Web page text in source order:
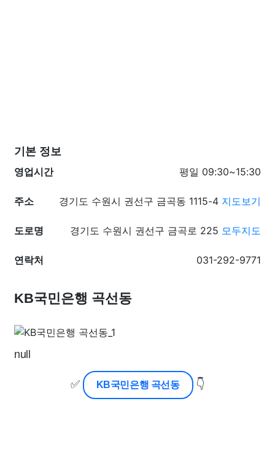
기본 정보
영업시간
평일 09:30~15:30
주소 경기도 수원시 권선구 금곡동 1115-4 지도보기
도로명 경기도 수원시 권선구 금곡로 225 모두지도
연락처 031-292-9771
KB국민은행 곡선동
null
✅
KB국민은행 곡선동 👇